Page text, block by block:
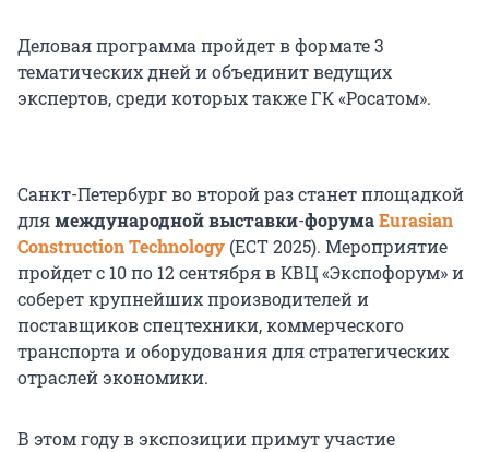
Деловая программа пройдет в формате 3
тематических дней и объединит ведущих
экспертов, среди которых также ГК «Росатом».
Санкт-Петербург во второй раз станет площадкой
длямеждународной выставки-форумаEurasian
Construction Technology (ECT 2025). Мероприятие
пройдет с 10 по 12 сентября в КВЦ «Экспофорум» и
соберет крупнейших производителей и
поставщиков спецтехники, коммерческого
транспорта и оборудования для стратегических
отраслей экономики.
В этом году в экспозиции примут участие